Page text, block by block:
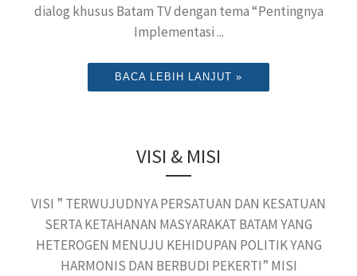
dialog khusus Batam TV dengan tema “Pentingnya
Implementasi ...
BACA LEBIH LANJUT »
VISI & MISI
VISI ” TERWUJUDNYA PERSATUAN DAN KESATUAN
SERTA KETAHANAN MASYARAKAT BATAM YANG
HETEROGEN MENUJU KEHIDUPAN POLITIK YANG
HARMONIS DAN BERBUDI PEKERTI” MISI